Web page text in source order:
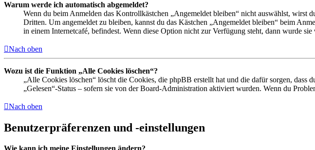
Warum werde ich automatisch abgemeldet?
Wenn du beim Anmelden das Kontrollkästchen „Angemeldet bleiben“ nicht auswählst, wirst
Dritten. Um angemeldet zu bleiben, kannst du das Kästchen „Angemeldet bleiben“ beim
in einem Internetcafé, befindest. Wenn diese Option nicht zur Verfügung steht, dann wurde
Nach oben
Wozu ist die Funktion „Alle Cookies löschen“?
„Alle Cookies löschen“ löscht die Cookies, die phpBB erstellt hat und die dafür sorgen,
„Gelesen“-Status – sofern sie von der Board-Administration aktiviert wurden. Wenn du
Nach oben
Benutzerpräferenzen und -einstellungen
Wie kann ich meine Einstellungen ändern?